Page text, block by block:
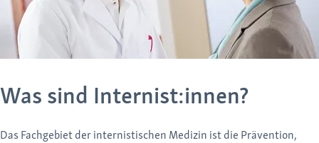
Was sind Internist:innen?
Das Fachgebiet der internistischen Medizin ist die Prävention,